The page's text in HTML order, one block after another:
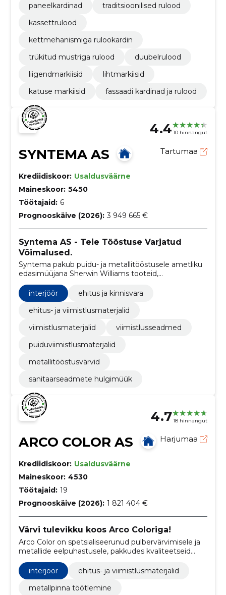
paneelkardinad
traditsioonilised rulood
kassettrulood
kettmehanismiga rulookardin
trükitud mustriga rulood
duubelrulood
liigendmarkiisid
lihtmarkiisid
katuse markiisid
fassaadi kardinad ja rulood
4.4 10 hinnangut
SYNTEMA AS Tartumaa
Krediidiskoor: Usaldusväärne
Maineskoor: 5450
Töötajaid: 6
Prognooskäive (2026): 3 949 665 €
Syntema AS - Teie Tööstuse Varjatud
Võimalused.
Syntema pakub puidu- ja metallitööstusele ametliku
edasimüüjana Sherwin Williams tooteid,
toonimisteenust ja tehnoloogilist nõustamist.
interjöör
ehitus ja kinnisvara
ehitus- ja viimistlusmaterjalid
viimistlusmaterjalid
viimistlusseadmed
puiduviimistlusmaterjalid
metallitööstusvärvid
sanitaarseadmete hulgimüük
4.718 hinnangut
ARCO COLOR AS Harjumaa
Krediidiskoor: Usaldusväärne
Maineskoor: 4530
Töötajaid: 19
Prognooskäive (2026): 1 821 404 €
Värvi tulevikku koos Arco Coloriga!
Arco Color on spetsialiseerunud pulbervärvimisele ja
metallide eelpuhastusele, pakkudes kvaliteetseid
pinnakatteid nii ettevõtetele kui ka eraisikutele.
interjöör
ehitus- ja viimistlusmaterjalid
metallpinna töötlemine